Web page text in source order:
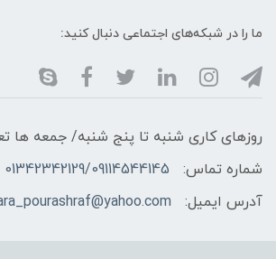
ما را در شبکه‌های اجتماعی دنبال کنید:
روزهای کاری شنبه تا پنج شنبه/ جمعه ها
شماره تماس:
01342342129/09114544145
آدرس ایمیل: